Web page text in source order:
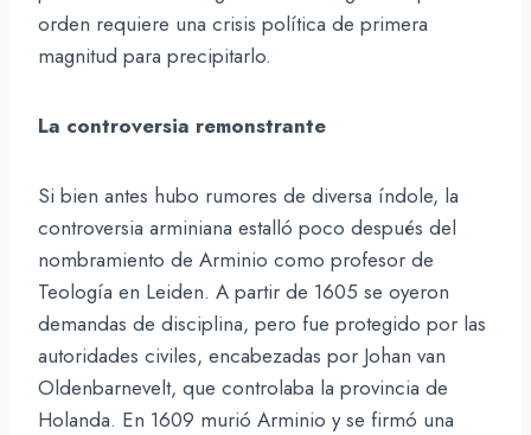
orden requiere una crisis política de primera
magnitud para precipitarlo.
La controversia remonstrante
Si bien antes hubo rumores de diversa índole, la
controversia arminiana estalló poco después del
nombramiento de Arminio como profesor de
Teología en Leiden. A partir de 1605 se oyeron
demandas de disciplina, pero fue protegido por las
autoridades civiles, encabezadas por Johan van
Oldenbarnevelt, que controlaba la provincia de
Holanda. En 1609 murió Arminio y se firmó una